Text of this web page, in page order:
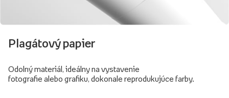
Plagátový papier
Odolný materiál, ideálny na vystavenie
fotografie alebo grafiku, dokonale reprodukujúce farby.